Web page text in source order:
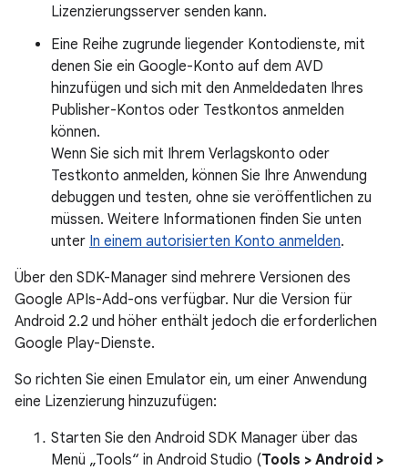
Lizenzierungsserver senden kann.
Eine Reihe zugrunde liegender Kontodienste, mit
denen Sie ein Google-Konto auf dem AVD
hinzufügen und sich mit den Anmeldedaten Ihres
Publisher-Kontos oder Testkontos anmelden
können.
Wenn Sie sich mit Ihrem Verlagskonto oder
Testkonto anmelden, können Sie Ihre Anwendung
debuggen und testen, ohne sie veröffentlichen zu
müssen. Weitere Informationen finden Sie unten
unter In einem autorisierten Konto anmelden.
Über den SDK-Manager sind mehrere Versionen des
Google APIs-Add-ons verfügbar. Nur die Version für
Android 2.2 und höher enthält jedoch die erforderlichen
Google Play-Dienste.
So richten Sie einen Emulator ein, um einer Anwendung
eine Lizenzierung hinzuzufügen:
Starten Sie den Android SDK Manager über das
Menü „Tools“ in Android Studio (Tools > Android >